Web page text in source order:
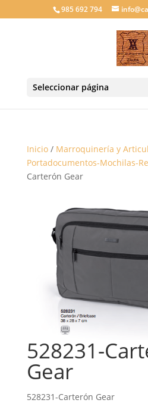
985 692 794
Seleccionar página
Inicio/ Marroquinería y
Portadocumentos-Mochilas-
Carterón Gear
528231-
Gear
528231-Carterón Gear